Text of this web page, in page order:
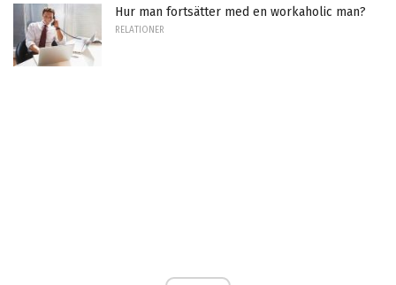
Hur man fortsätter med en workaholic man?
RELATIONER